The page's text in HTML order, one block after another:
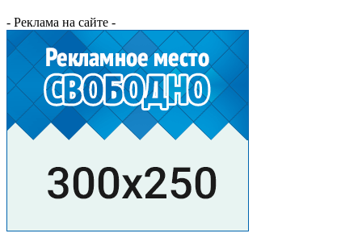
- Реклама на сайте -